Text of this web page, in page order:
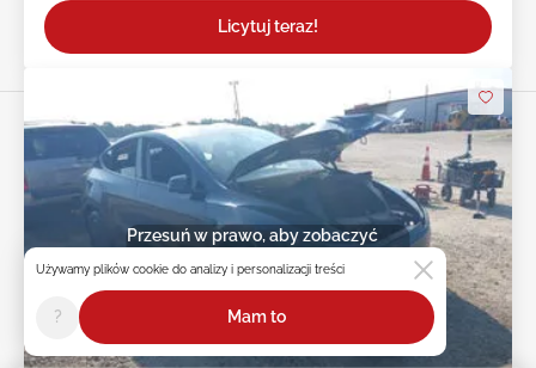
Licytuj teraz!
Przesuń w prawo, aby zobaczyć
Używamy plików cookie do analizy i personalizacji treści
? Mam to